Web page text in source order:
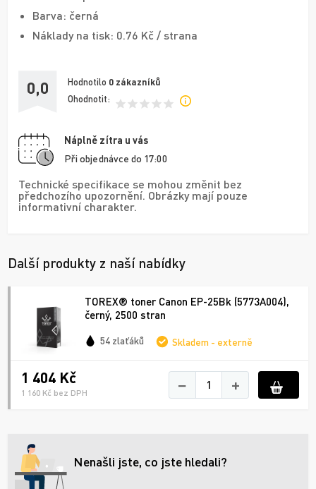
Barva: černá
Náklady na tisk: 0.76 Kč / strana
0,0 Hodnotilo 0 zákazníků
Ohodnotit:
Náplně zítra u vás
Při objednávce do 17:00
Technické specifikace se mohou změnit bez
předchozího upozornění. Obrázky mají pouze
informativní charakter.
Další produkty z naší nabídky
TOREX® toner Canon EP-25Bk (5773A004),
černý, 2500 stran
54 zlaťáků Skladem - externě
1 404 Kč
1 160 Kč bez DPH − +
Nenašli jste, co jste hledali?